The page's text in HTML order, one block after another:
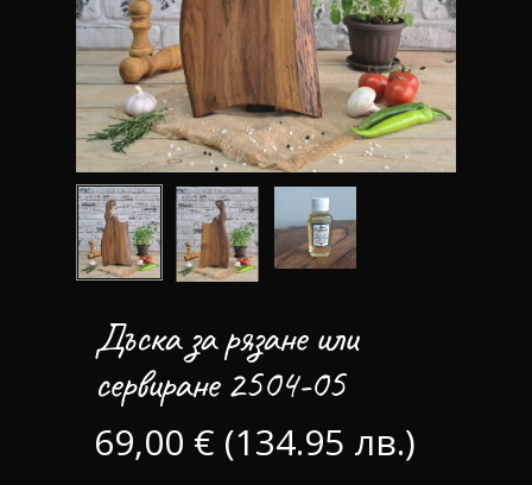
Дъска за рязане или
сервиране 2504-05
69,00 € (134.95 лв.)